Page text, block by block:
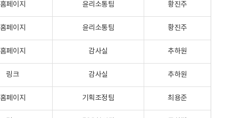
홈페이지 윤리소통팀 황진주
홈페이지 윤리소통팀 황진주
홈페이지 감사실 추하원
링크 감사실 추하원
홈페이지 기획조정팀 최용준